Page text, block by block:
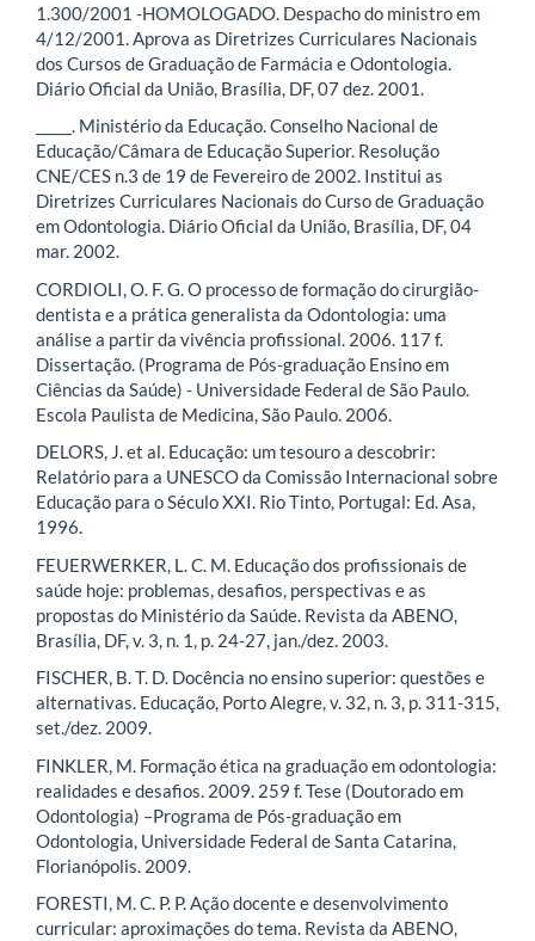
1.300/2001 -HOMOLOGADO. Despacho do ministro em
4/12/2001. Aprova as Diretrizes Curriculares Nacionais
dos Cursos de Graduação de Farmácia e Odontologia.
Diário Oficial da União, Brasília, DF, 07 dez. 2001.
_____. Ministério da Educação. Conselho Nacional de
Educação/Câmara de Educação Superior. Resolução
CNE/CES n.3 de 19 de Fevereiro de 2002. Institui as
Diretrizes Curriculares Nacionais do Curso de Graduação
em Odontologia. Diário Oficial da União, Brasília, DF, 04
mar. 2002.
CORDIOLI, O. F. G. O processo de formação do cirurgião-
dentista e a prática generalista da Odontologia: uma
análise a partir da vivência profissional. 2006. 117 f.
Dissertação. (Programa de Pós-graduação Ensino em
Ciências da Saúde) - Universidade Federal de São Paulo.
Escola Paulista de Medicina, São Paulo. 2006.
DELORS, J. et al. Educação: um tesouro a descobrir:
Relatório para a UNESCO da Comissão Internacional sobre
Educação para o Século XXI. Rio Tinto, Portugal: Ed. Asa,
1996.
FEUERWERKER, L. C. M. Educação dos profissionais de
saúde hoje: problemas, desafios, perspectivas e as
propostas do Ministério da Saúde. Revista da ABENO,
Brasília, DF, v. 3, n. 1, p. 24-27, jan./dez. 2003.
FISCHER, B. T. D. Docência no ensino superior: questões e
alternativas. Educação, Porto Alegre, v. 32, n. 3, p. 311-315,
set./dez. 2009.
FINKLER, M. Formação ética na graduação em odontologia:
realidades e desafios. 2009. 259 f. Tese (Doutorado em
Odontologia) –Programa de Pós-graduação em
Odontologia, Universidade Federal de Santa Catarina,
Florianópolis. 2009.
FORESTI, M. C. P. P. Ação docente e desenvolvimento
curricular: aproximações do tema. Revista da ABENO,